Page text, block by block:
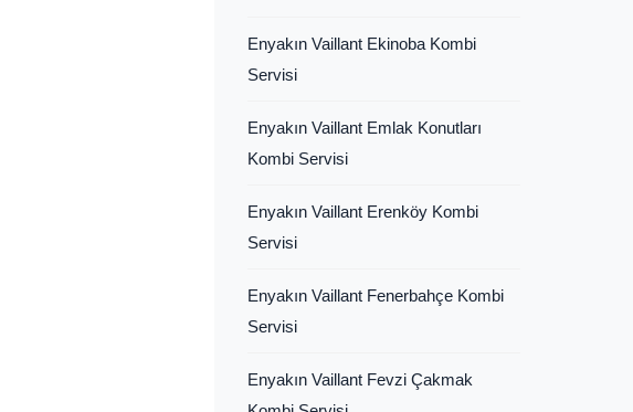
Enyakın Vaillant Ekinoba Kombi
Servisi
Enyakın Vaillant Emlak Konutları
Kombi Servisi
Enyakın Vaillant Erenköy Kombi
Servisi
Enyakın Vaillant Fenerbahçe Kombi
Servisi
Enyakın Vaillant Fevzi Çakmak